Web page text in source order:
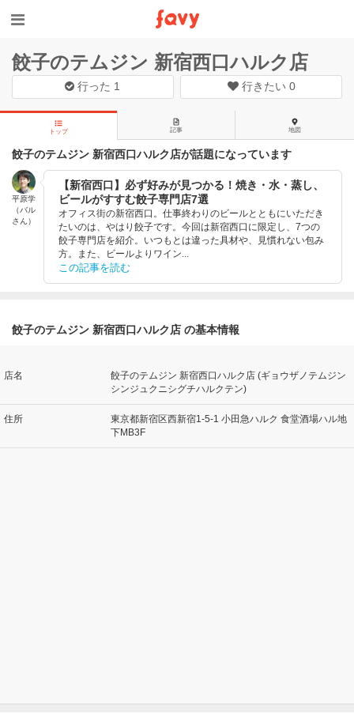
餃子のテムジン 新宿西口ハルク店
行った 1 行きたい 0
トップ 記事 地図
餃子のテムジン 新宿西口ハルク店が話題になっています
平原学
（バル
さん）
【新宿西口】必ず好みが見つかる！焼き・水・蒸し、
ビールがすすむ餃子専門店7選
オフィス街の新宿西口。仕事終わりのビールとともにいただき
たいのは、やはり餃子です。今回は新宿西口に限定し、7つの
餃子専門店を紹介。いつもとは違った具材や、見慣れない包み
方。また、ビールよりワイン...
この記事を読む
餃子のテムジン 新宿西口ハルク店 の基本情報
店名
餃子のテムジン 新宿西口ハルク店 (ギョウザノテムジン
シンジュクニシグチハルクテン)
住所
東京都新宿区西新宿1-5-1 小田急ハルク 食堂酒場ハル地
下MB3F